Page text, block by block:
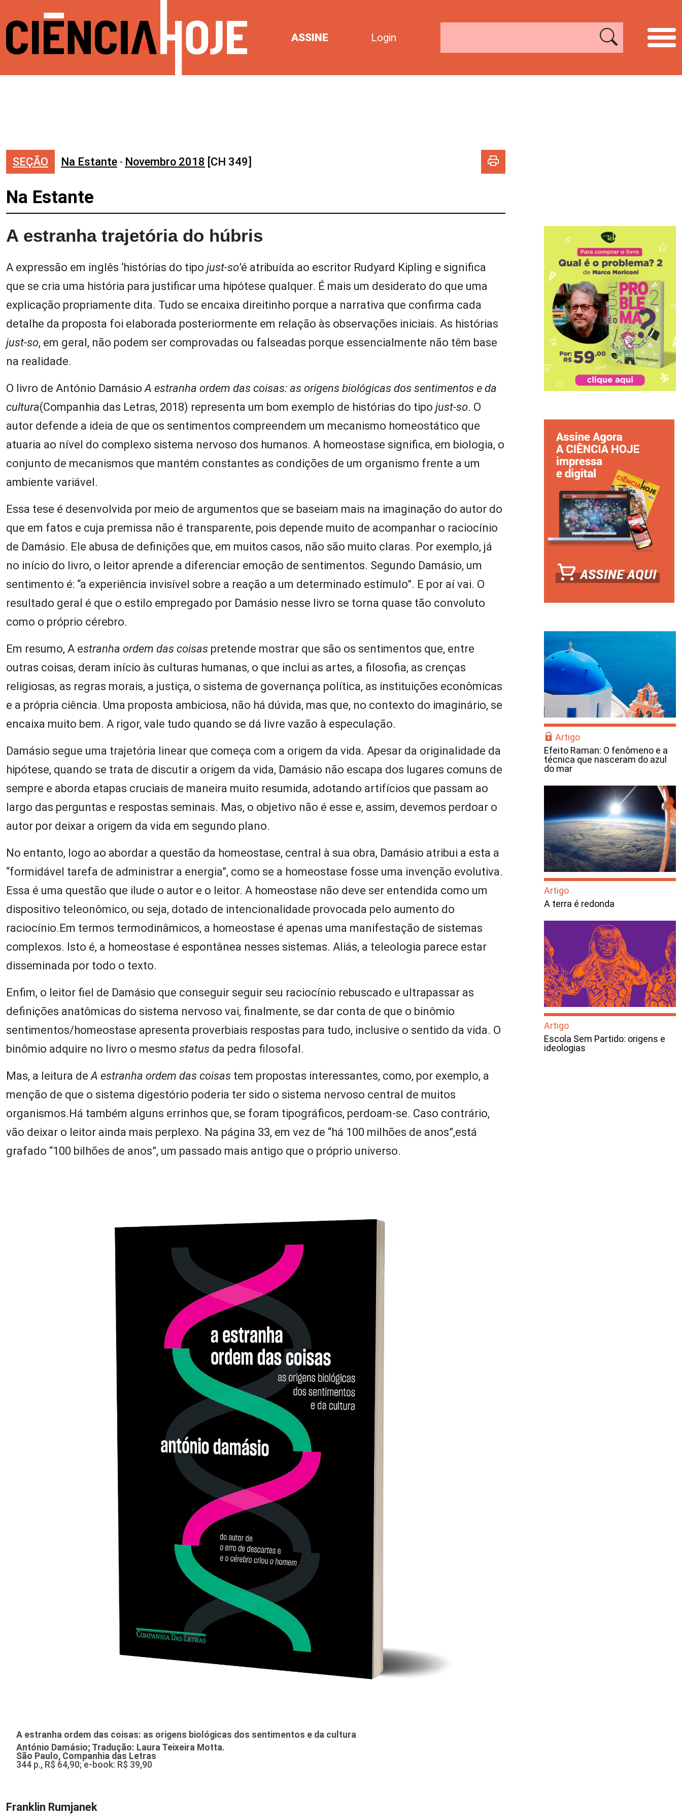
ASSINE Login
SEÇÃO Na Estante - Novembro 2018 [CH 349]
Na Estante
A estranha trajetória do húbris
A expressão em inglês ‘histórias do tipo just-so’é atribuída ao escritor Rudyard Kipling e significa
que se cria uma história para justificar uma hipótese qualquer. É mais um desiderato do que uma
explicação propriamente dita. Tudo se encaixa direitinho porque a narrativa que confirma cada
detalhe da proposta foi elaborada posteriormente em relação às observações iniciais. As histórias
just-so, em geral, não podem ser comprovadas ou falseadas porque essencialmente não têm base
na realidade.
O livro de António DamásioA estranha ordem das coisas: as origens biológicas dos sentimentos e da
cultura(Companhia das Letras, 2018) representa um bom exemplo de histórias do tipo just-so. O
autor defende a ideia de que os sentimentos compreendem um mecanismo homeostático que
atuaria ao nível do complexo sistema nervoso dos humanos. A homeostase significa, em biologia, o
conjunto de mecanismos que mantém constantes as condições de um organismo frente a um
ambiente variável.
Essa tese é desenvolvida por meio de argumentos que se baseiam mais na imaginação do autor do
que em fatos e cuja premissa não é transparente, pois depende muito de acompanhar o raciocínio
de Damásio. Ele abusa de definições que, em muitos casos, não são muito claras. Por exemplo, já
no início do livro, o leitor aprende a diferenciar emoção de sentimentos. Segundo Damásio, um
sentimento é: “a experiência invisível sobre a reação a um determinado estímulo”. E por aí vai. O
resultado geral é que o estilo empregado por Damásio nesse livro se torna quase tão convoluto
como o próprio cérebro.
Em resumo, A estranha ordem das coisas pretende mostrar que são os sentimentos que, entre
outras coisas, deram início às culturas humanas, o que inclui as artes, a filosofia, as crenças
religiosas, as regras morais, a justiça, o sistema de governança política, as instituições econômicas
e a própria ciência. Uma proposta ambiciosa, não há dúvida, mas que, no contexto do imaginário, se
encaixa muito bem. A rigor, vale tudo quando se dá livre vazão à especulação.
Damásio segue uma trajetória linear que começa com a origem da vida. Apesar da originalidade da
hipótese, quando se trata de discutir a origem da vida, Damásio não escapa dos lugares comuns de
sempre e aborda etapas cruciais de maneira muito resumida, adotando artifícios que passam ao
largo das perguntas e respostas seminais. Mas, o objetivo não é esse e, assim, devemos perdoar o
autor por deixar a origem da vida em segundo plano.
No entanto, logo ao abordar a questão da homeostase, central à sua obra, Damásio atribui a esta a
“formidável tarefa de administrar a energia”, como se a homeostase fosse uma invenção evolutiva.
Essa é uma questão que ilude o autor e o leitor. A homeostase não deve ser entendida como um
dispositivo teleonômico, ou seja, dotado de intencionalidade provocada pelo aumento do
raciocínio.Em termos termodinâmicos, a homeostase é apenas uma manifestação de sistemas
complexos. Isto é, a homeostase é espontânea nesses sistemas. Aliás, a teleologia parece estar
disseminada por todo o texto.
Enfim, o leitor fiel de Damásio que conseguir seguir seu raciocínio rebuscado e ultrapassar as
definições anatômicas do sistema nervoso vai, finalmente, se dar conta de que o binômio
sentimentos/homeostase apresenta proverbiais respostas para tudo, inclusive o sentido da vida. O
binômio adquire no livro o mesmo status da pedra filosofal.
Mas, a leitura deA estranha ordem das coisas tem propostas interessantes, como, por exemplo, a
menção de que o sistema digestório poderia ter sido o sistema nervoso central de muitos
organismos.Há também alguns errinhos que, se foram tipográficos, perdoam-se. Caso contrário,
vão deixar o leitor ainda mais perplexo. Na página 33, em vez de “há 100 milhões de anos”,está
grafado “100 bilhões de anos”, um passado mais antigo que o próprio universo.
A estranha ordem das coisas: as origens biológicas dos sentimentos e da cultura
António Damásio; Tradução: Laura Teixeira Motta.
São Paulo, Companhia das Letras
344 p., R$ 64,90; e-book: R$ 39,90
Franklin Rumjanek
Artigo
Efeito Raman: O fenômeno e a
técnica que nasceram do azul
do mar
Artigo
A terra é redonda
Artigo
Escola Sem Partido: origens e
ideologias